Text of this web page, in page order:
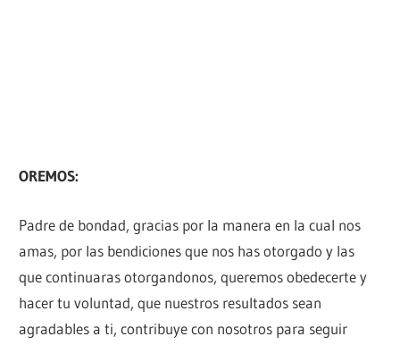
OREMOS:
Padre de bondad, gracias por la manera en la cual nos
amas, por las bendiciones que nos has otorgado y las
que continuaras otorgandonos, queremos obedecerte y
hacer tu voluntad, que nuestros resultados sean
agradables a ti, contribuye con nosotros para seguir